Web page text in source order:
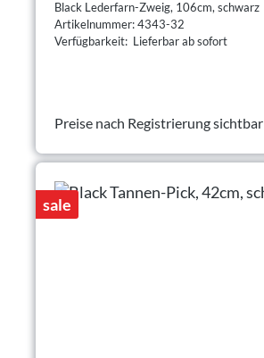
Black Lederfarn-Zweig, 106cm, schwarz
Artikelnummer: 4343-32
Verfügbarkeit: Lieferbar ab sofort
Preise nach Registrierung sichtbar
sale